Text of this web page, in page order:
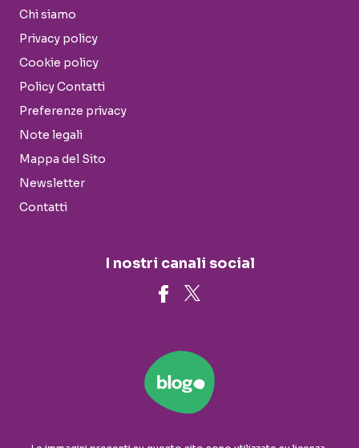
Chi siamo
Privacy policy
Cookie policy
Policy Contatti
Preferenze privacy
Note legali
Mappa del Sito
Newsletter
Contatti
I nostri canali social